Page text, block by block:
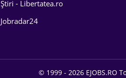
Știri - Libertatea.ro
Jobradar24
© 1999 - 2026 EJOBS.RO